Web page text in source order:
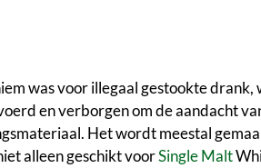
was voor illegaal gestookte
en verborgen om de aandacht
Het wordt meestal
alleen geschikt voorSingle Malt